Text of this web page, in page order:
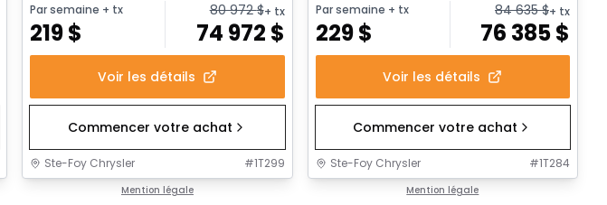
Par semaine + tx
219$
80 972$+ tx
74 972 $
Voir les détails
Commencer votre achat
Ste-Foy Chrysler #1T299
Mention légale
Par semaine + tx
229$
84 635$+ tx
76 385$
Voir les détails
Commencer votre achat
Ste-Foy Chrysler #1T284
Mention légale